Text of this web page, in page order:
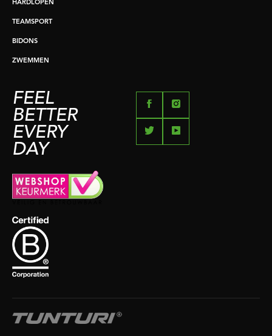
HARDLOPEN
TEAMSPORT
BIDONS
ZWEMMEN
FEEL
BETTER
EVERY
DAY